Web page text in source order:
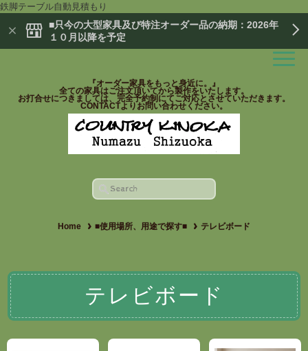
鉄脚テーブル自動見積もり
■只今の大型家具及び特注オーダー品の納期：2026年
１０月以降を予定
『オーダー家具をもっと身近に。』
全ての家具はご注文頂いてから製作をいたします。
お打合せにつきましては、完全予約制にてご対応とさせていただきます。
CONTACTよりお問い合わせください。
Home ■使用場所、用途で探す■ テレビボード
テレビボード